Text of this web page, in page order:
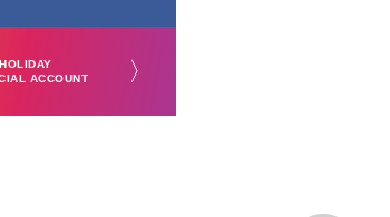
ACCOUNT
〉